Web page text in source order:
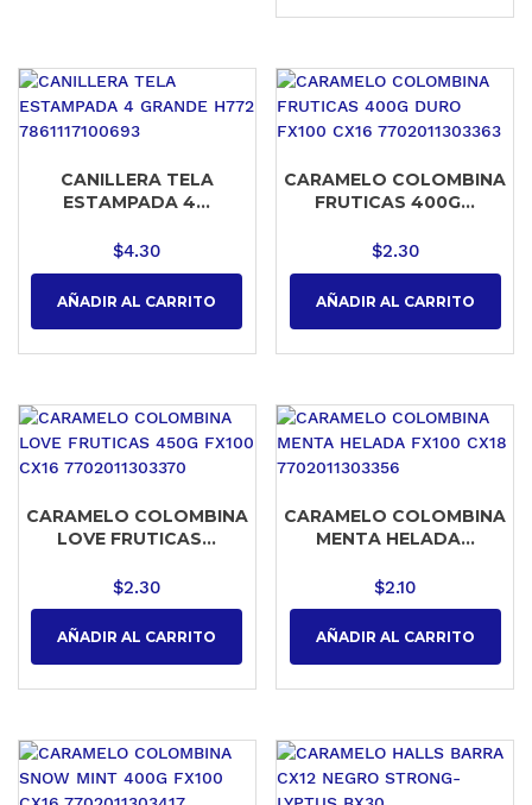
CANILLERA TELA
ESTAMPADA 4...
$4.30
AÑADIR AL CARRITO
CARAMELO COLOMBINA
FRUTICAS 400G...
$2.30
AÑADIR AL CARRITO
CARAMELO COLOMBINA
LOVE FRUTICAS...
$2.30
AÑADIR AL CARRITO
CARAMELO COLOMBINA
MENTA HELADA...
$2.10
AÑADIR AL CARRITO